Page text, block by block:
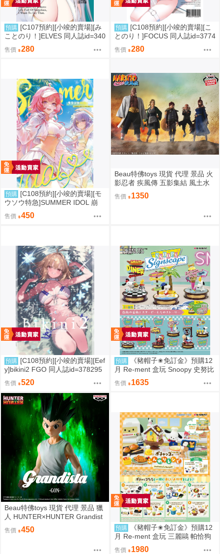
預購 [C107預約][小竣的賣場][み
ことのり！]ELVES 同人誌id=340
售價 280
預購 [C108預約][小竣的賣場][こ
とのり！]FOCUS 同人誌id=3774
售價 280
預購 [C108預約][小竣的賣場][モ
ウソウ特急]SUMMER IDOL 崩
壞：星穹鐵道 同人誌id=3758363
售價 450
Beau特佛toys 現貨 代理 景品 火
影忍者 疾風傳 五影集結 風土水
影 我愛羅 大野木 照美冥 0302
售價 1350
預購 [C108預約][小竣的賣場][Eef
y]bikini2 FGO 同人誌id=378295
售價 520
預購
《豬帽子✬免訂金》預購12
月 Re-ment 盒玩 Snoopy 史努比
街角招牌場景 中盒6入 0816
售價 1635
Beau特佛toys 現貨 代理 景品 獵
人 HUNTER×HUNTER Grandist
a 小傑 0206
售價 450 預購
《豬帽子✬免訂金》預購12
月 Re-ment 盒玩 三麗鷗 帕恰狗
烘焙食譜 中盒8入 0816
售價 1980